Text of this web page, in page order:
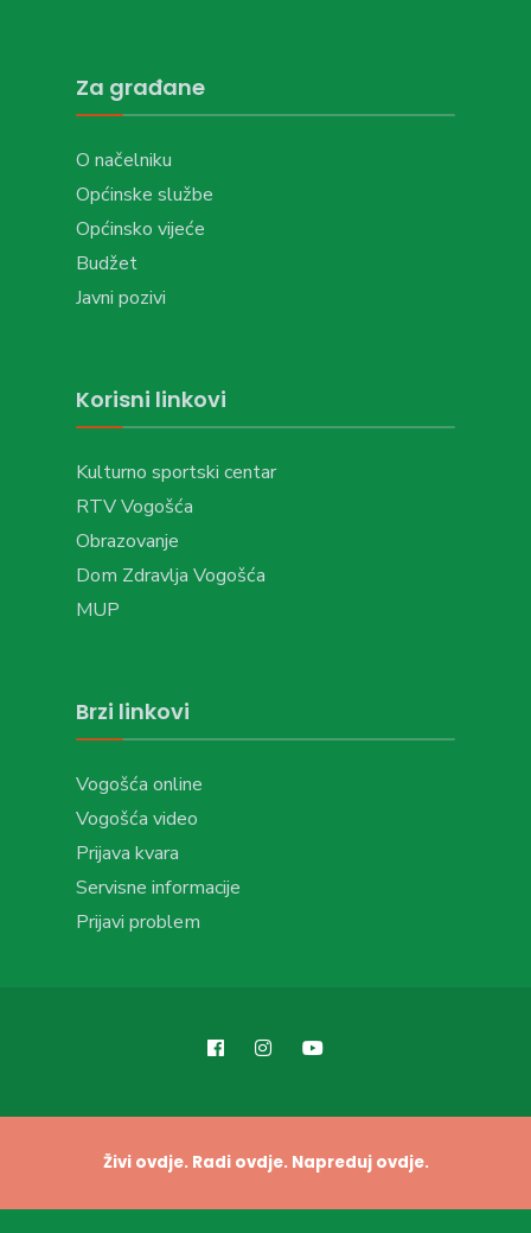
Za građane
O načelniku
Općinske službe
Općinsko vijeće
Budžet
Javni pozivi
Korisni linkovi
Kulturno sportski centar
RTV Vogošća
Obrazovanje
Dom Zdravlja Vogošća
MUP
Brzi linkovi
Vogošća online
Vogošća video
Prijava kvara
Servisne informacije
Prijavi problem
Živi ovdje. Radi ovdje. Napreduj ovdje.